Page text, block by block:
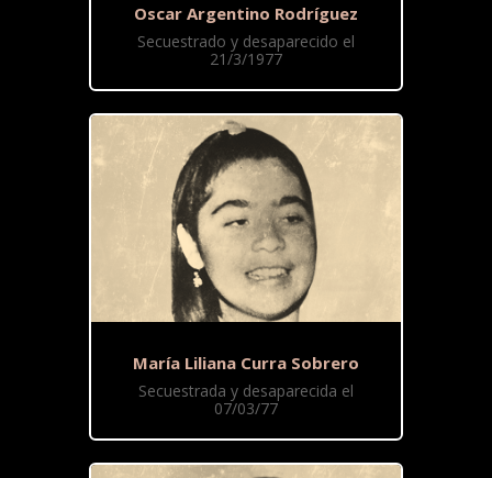
Oscar Argentino Rodríguez
Secuestrado y desaparecido el
21/3/1977
María Liliana Curra Sobrero
Secuestrada y desaparecida el
07/03/77